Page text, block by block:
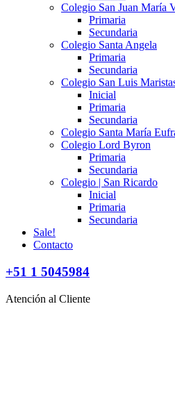
Colegio San Juan María
Primaria
Secundaria
Colegio Santa Angela
Primaria
Secundaria
Colegio San Luis
Inicial
Primaria
Secundaria
Colegio Santa María
Colegio Lord Byron
Primaria
Secundaria
Colegio | San Ricardo
Inicial
Primaria
Secundaria
Sale!
Contacto
+51 1 5045984
Atención al Cliente